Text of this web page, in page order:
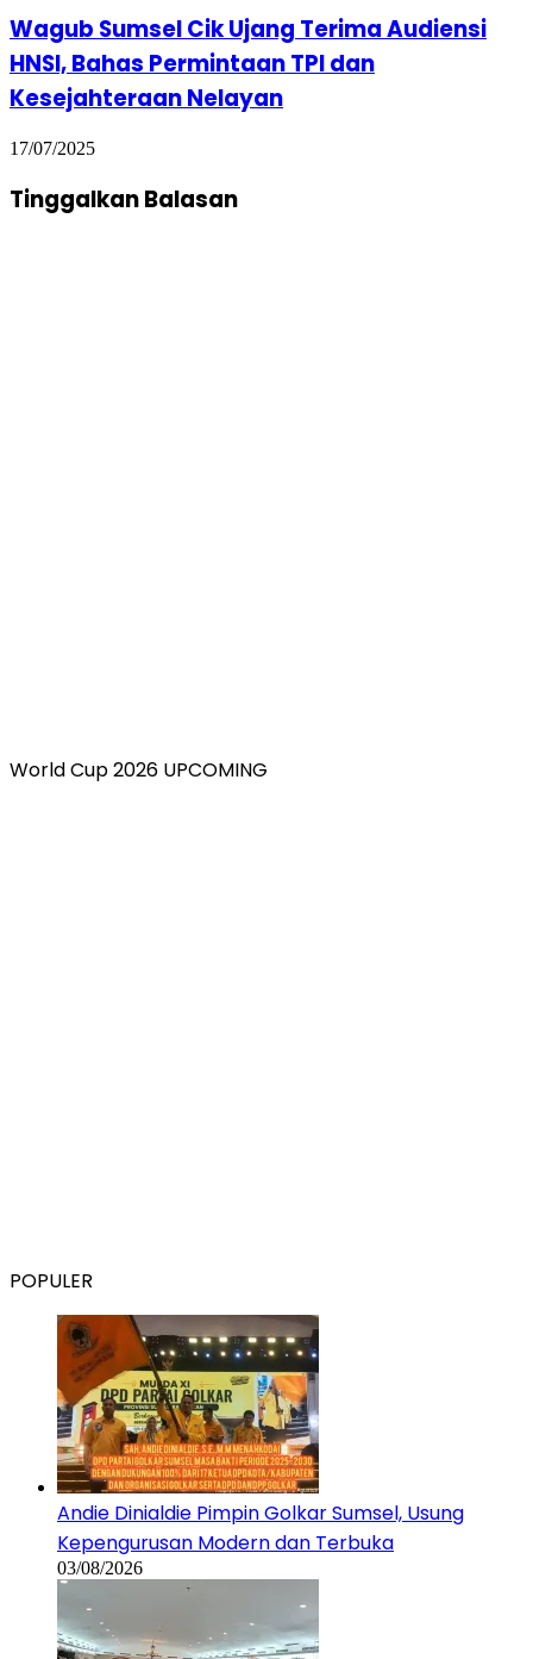
Wagub Sumsel Cik Ujang Terima Audiensi
HNSI, Bahas Permintaan TPI dan
Kesejahteraan Nelayan
17/07/2025
Tinggalkan Balasan
World Cup 2026 UPCOMING
POPULER
Andie Dinialdie Pimpin Golkar Sumsel, Usung
Kepengurusan Modern dan Terbuka
03/08/2026